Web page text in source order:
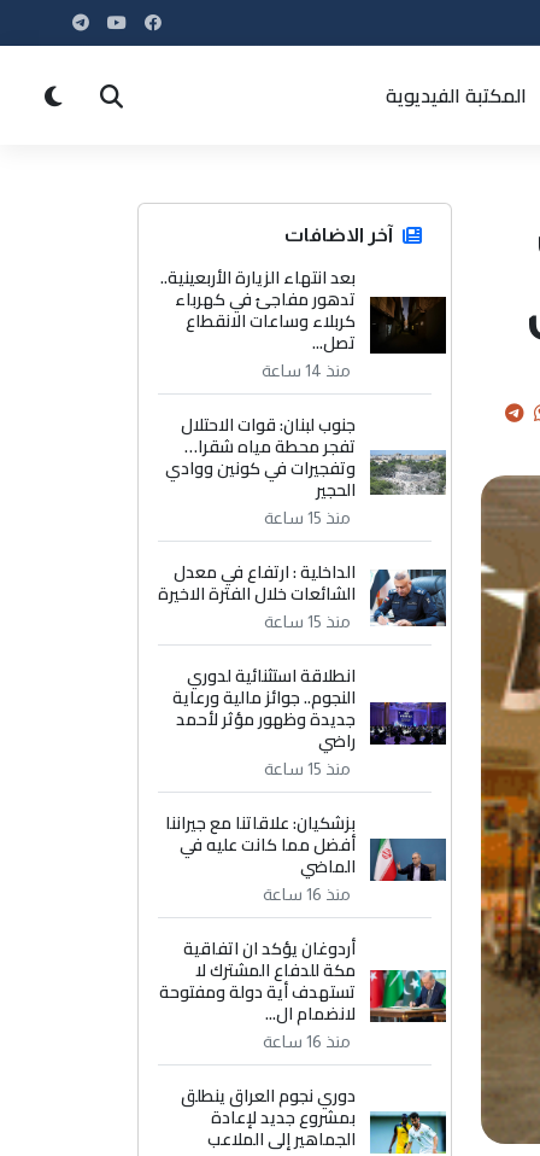
المكتبة الفيديوية
آخر الاضافات
بعد انتهاء الزيارة الأربعينية..
تدهور مفاجئ في كهرباء
كربلاء وساعات الانقطاع
تصل...
منذ 14 ساعة
جنوب لبنان: قوات الاحتلال
تفجر محطة مياه شقرا…
وتفجيرات في كونين ووادي
الحجير
منذ 15 ساعة
الداخلية : ارتفاع في معدل
الشائعات خلال الفترة الاخيرة
منذ 15 ساعة
انطلاقة استثنائية لدوري
النجوم.. جوائز مالية ورعاية
جديدة وظهور مؤثر لأحمد
راضي
منذ 15 ساعة
بزشكيان: علاقاتنا مع جيراننا
أفضل مما كانت عليه في
الماضي
منذ 16 ساعة
أردوغان يؤكد ان اتفاقية
مكة للدفاع المشترك لا
تستهدف أية دولة ومفتوحة
لانضمام ال...
منذ 16 ساعة
دوري نجوم العراق ينطلق
بمشروع جديد لإعادة
الجماهير إلى الملاعب